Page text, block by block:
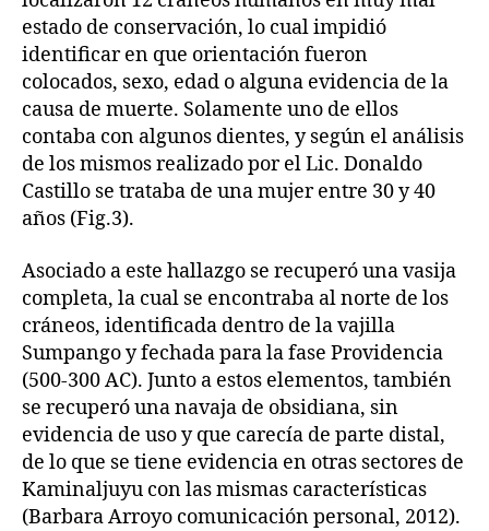
estado de conservación, lo cual impidió
identificar en que orientación fueron
colocados, sexo, edad o alguna evidencia de la
causa de muerte. Solamente uno de ellos
contaba con algunos dientes, y según el análisis
de los mismos realizado por el Lic. Donaldo
Castillo se trataba de una mujer entre 30 y 40
años (Fig.3).
Asociado a este hallazgo se recuperó una vasija
completa, la cual se encontraba al norte de los
cráneos, identificada dentro de la vajilla
Sumpango y fechada para la fase Providencia
(500-300 AC). Junto a estos elementos, también
se recuperó una navaja de obsidiana, sin
evidencia de uso y que carecía de parte distal,
de lo que se tiene evidencia en otras sectores de
Kaminaljuyu con las mismas características
(Barbara Arroyo comunicación personal, 2012).